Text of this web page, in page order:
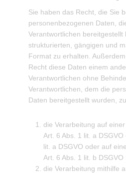
Sie haben das Recht, die Sie
personenbezogenen Daten,
Verantwortlichen bereitgestellt
strukturierten, gängigen und
Format zu erhalten.
Recht diese Daten einem
Verantwortlichen ohne
Verantwortlichen, dem die
Daten bereitgestellt wurden,
die Verarbeitung auf einer
Art. 6 Abs. 1 lit. a DSGVO
lit. a DSGVO oder auf
Art. 6 Abs. 1 lit. b DSGVO
die Verarbeitung mithilfe